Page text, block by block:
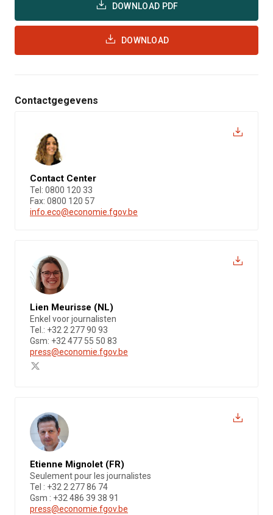
DOWNLOAD PDF
DOWNLOAD
Contactgegevens
Contact Center
Tel: 0800 120 33
Fax: 0800 120 57
info.eco@economie.fgov.be
Lien Meurisse (NL)
Enkel voor journalisten
Tel.: +32 2 277 90 93
Gsm: +32 477 55 50 83
press@economie.fgov.be
Etienne Mignolet (FR)
Seulement pour les journalistes
Tel : +32 2 277 86 74
Gsm : +32 486 39 38 91
press@economie.fgov.be